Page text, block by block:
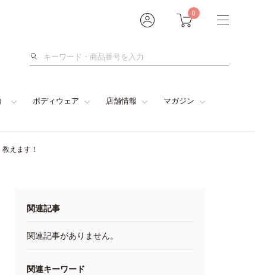
0
検
ボディウェア 店舗情報 マガジン
えます！
関連記事
関連記事がありません。
関連キーワード